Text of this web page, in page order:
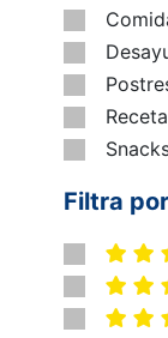
Filtra